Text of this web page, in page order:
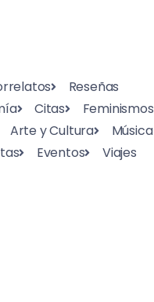
Reseñas
Citas
Feminismos
Arte y Cultura
Música
Eventos Viajes